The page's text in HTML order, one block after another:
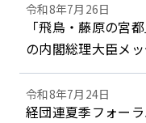
令和8年7月26日
「飛鳥・藤原の宮
の内閣総理大臣メ
令和8年7月24日
経団連夏季フォー